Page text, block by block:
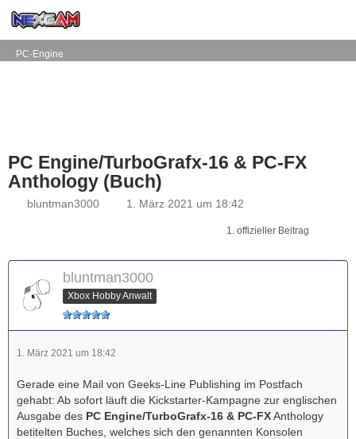
PC-Engine
PC Engine/TurboGrafx-16 & PC-FX
Anthology (Buch)
bluntman3000 1. März 2021 um 18:42
1. offizieller Beitrag
bluntman3000
Xbox Hobby Anwalt
1. März 2021 um 18:42
Gerade eine Mail von Geeks-Line Publishing im Postfach
gehabt: Ab sofort läuft die Kickstarter-Kampagne zur englischen
Ausgabe des PC Engine/TurboGrafx-16 & PC-FXAnthology
betitelten Buches, welches sich den genannten Konsolen